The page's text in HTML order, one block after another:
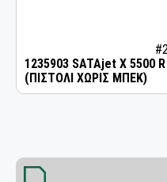
1235903 SATAjet X 5500
(ΠΙΣΤΟΛΙ ΧΩΡΙΣ ΜΠΕΚ)